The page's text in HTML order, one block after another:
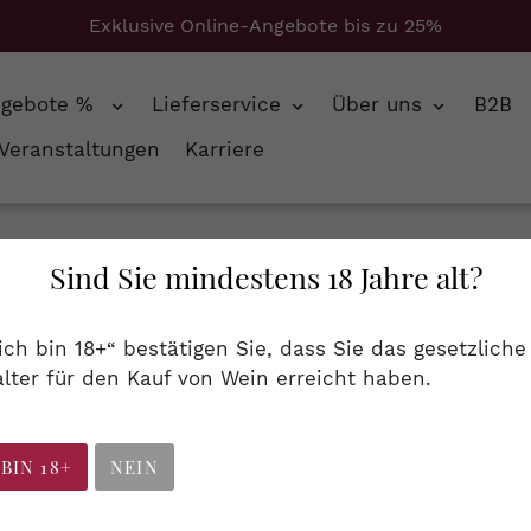
Sind Sie mindestens 18 Jahre alt?
bin 18+“ bestätigen Sie, dass Sie das gesetzliche
für den Kauf von Wein erreicht haben.
18+ NEIN
Exklusive Online-Angebote bis zu 25%
% Lieferservice Über uns
B2B
Karriere
a
m
l
Obstbrand...